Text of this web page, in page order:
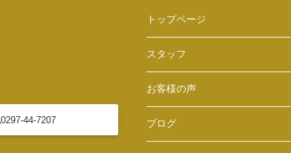
0297-44-7207
トップページ
スタッフ
お客様の声
ブログ